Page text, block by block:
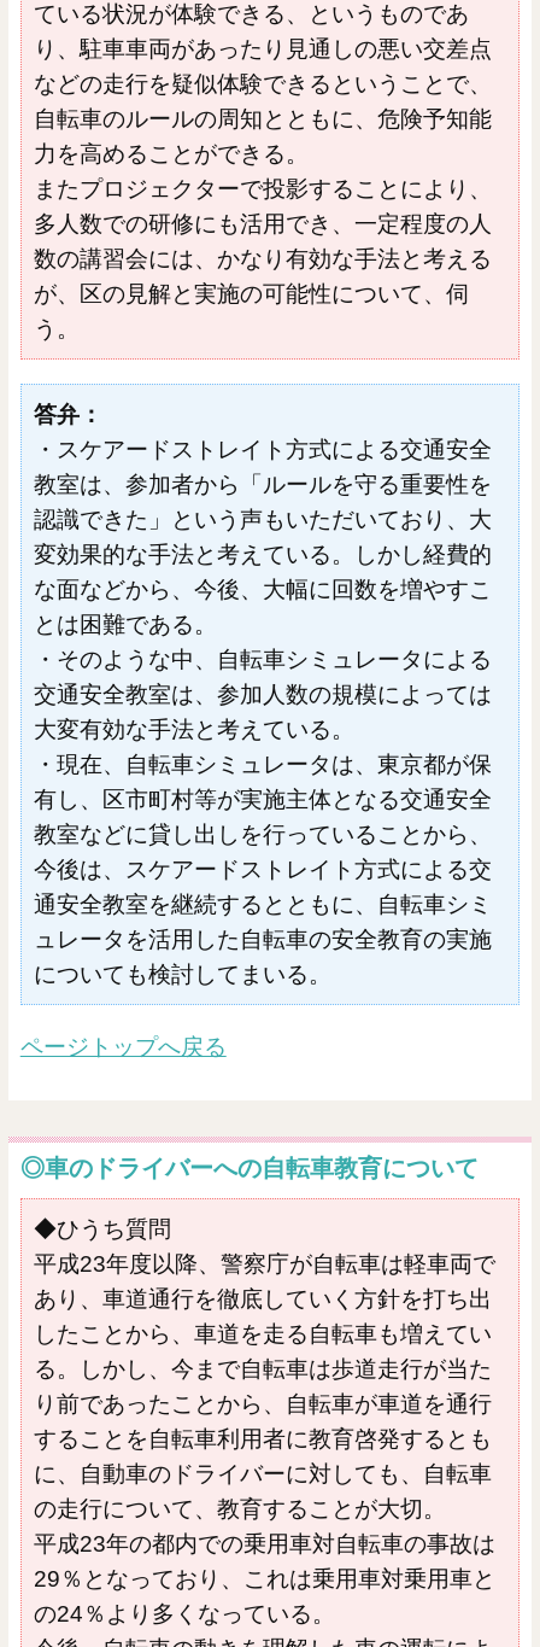
ている状況が体験できる、というものであ
り、駐車車両があったり見通しの悪い交差点
などの走行を疑似体験できるということで、
自転車のルールの周知とともに、危険予知能
力を高めることができる。
またプロジェクターで投影することにより、
多人数での研修にも活用でき、一定程度の人
数の講習会には、かなり有効な手法と考える
が、区の見解と実施の可能性について、伺
う。
答弁：
・スケアードストレイト方式による交通安全
教室は、参加者から「ルールを守る重要性を
認識できた」という声もいただいており、大
変効果的な手法と考えている。しかし経費的
な面などから、今後、大幅に回数を増やすこ
とは困難である。
・そのような中、自転車シミュレータによる
交通安全教室は、参加人数の規模によっては
大変有効な手法と考えている。
・現在、自転車シミュレータは、東京都が保
有し、区市町村等が実施主体となる交通安全
教室などに貸し出しを行っていることから、
今後は、スケアードストレイト方式による交
通安全教室を継続するとともに、自転車シミ
ュレータを活用した自転車の安全教育の実施
についても検討してまいる。
ページトップへ戻る
◎車のドライバーへの自転車教育について
◆ひうち質問
平成23年度以降、警察庁が自転車は軽車両で
あり、車道通行を徹底していく方針を打ち出
したことから、車道を走る自転車も増えてい
る。しかし、今まで自転車は歩道走行が当た
り前であったことから、自転車が車道を通行
することを自転車利用者に教育啓発するとも
に、自動車のドライバーに対しても、自転車
の走行について、教育することが大切。
平成23年の都内での乗用車対自転車の事故は
29％となっており、これは乗用車対乗用車と
の24％より多くなっている。